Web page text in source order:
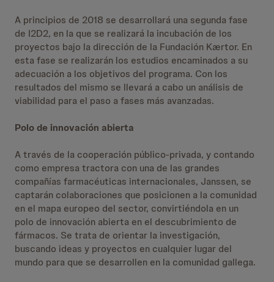
A principios de 2018 se desarrollará una segunda fase
de I2D2, en la que se realizará la incubación de los
proyectos bajo la dirección de la Fundación Kærtor. En
esta fase se realizarán los estudios encaminados a su
adecuación a los objetivos del programa. Con los
resultados del mismo se llevará a cabo un análisis de
viabilidad para el paso a fases más avanzadas.
Polo de innovación abierta
A través de la cooperación público-privada, y contando
como empresa tractora con una de las grandes
compañías farmacéuticas internacionales, Janssen, se
captarán colaboraciones que posicionen a la comunidad
en el mapa europeo del sector, convirtiéndola en un
polo de innovación abierta en el descubrimiento de
fármacos. Se trata de orientar la investigación,
buscando ideas y proyectos en cualquier lugar del
mundo para que se desarrollen en la comunidad gallega.